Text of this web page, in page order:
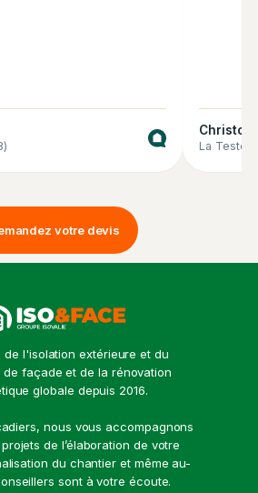
La Teste-
votre devis
de l'isolation extérieure et du
de façade et de la rénovation
globale depuis 2016.
nous vous accompagnons
de l’élaboration de votre
du chantier et même au-
sont à votre écoute.